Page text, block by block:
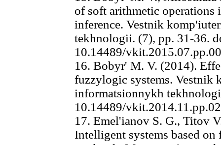
of soft arithmetic
inference. Vestnik
tekhnologii. (7), pp. 31-36.
10.14489/
16. Bobyr' M. V. (2014).
fuzzylogic systems. Vestnik
informatsionnykh
10.14489/
17. Emel'ianov S. G., Titov
Intelligent systems based